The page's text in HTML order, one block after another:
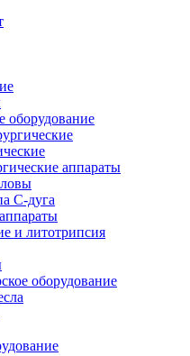
оборудование
аппараты
С-дуга
и литотрипсия
оборудование